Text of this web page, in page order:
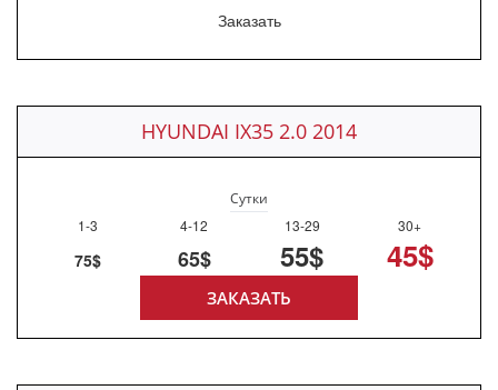
Заказать
HYUNDAI IX35 2.0 2014
Сутки
1-3
4-12 13-29 30+
75$ 65$ 55$ 45$
ЗАКАЗАТЬ